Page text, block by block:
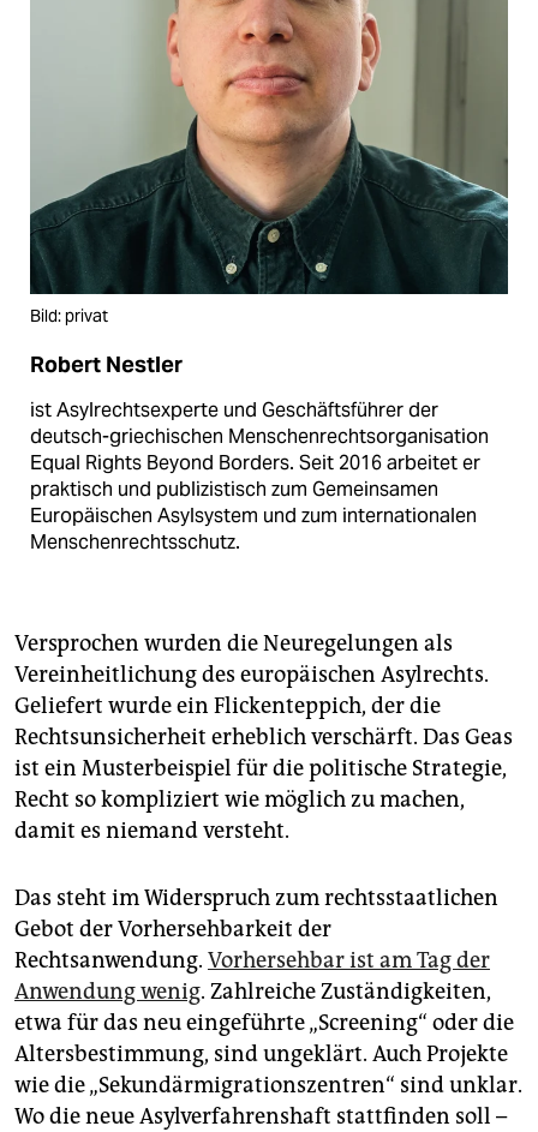
Bild: privat
Robert Nestler
ist Asylrechtsexperte und Geschäftsführer der
deutsch-griechischen Menschenrechtsorganisation
Equal Rights Beyond Borders. Seit 2016 arbeitet er
praktisch und publizistisch zum Gemeinsamen
Europäischen Asylsystem und zum internationalen
Menschenrechtsschutz.
Versprochen wurden die Neuregelungen als
Vereinheitlichung des europäischen Asylrechts.
Geliefert wurde ein Flickenteppich, der die
Rechtsunsicherheit erheblich verschärft. Das Geas
ist ein Musterbeispiel für die politische Strategie,
Recht so kompliziert wie möglich zu machen,
damit es niemand versteht.
Das steht im Widerspruch zum rechtsstaatlichen
Gebot der Vorhersehbarkeit der
Rechtsanwendung. Vorhersehbar ist am Tag der
Anwendung wenig. Zahlreiche Zuständigkeiten,
etwa für das neu eingeführte „Screening“ oder die
Altersbestimmung, sind ungeklärt. Auch Projekte
wie die „Sekundärmigrationszentren“ sind unklar.
Wo die neue Asylverfahrenshaft stattfinden soll –